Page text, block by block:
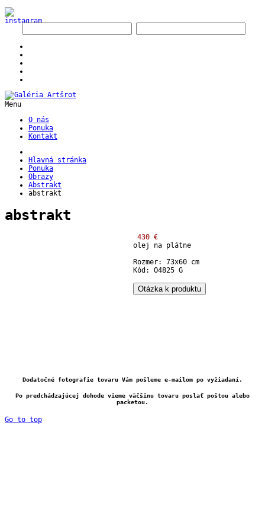
Menu
O nás
Ponuka
Kontakt
Hlavná stránka
Ponuka
Obrazy
Abstrakt
abstrakt
abstrakt
430 €
olej na plátne
Rozmer: 73x60 cm
Kód: O4825 G
Otázka k produktu
Dodatočné fotografie tovaru Vám pošleme e-mailom po vyžiadaní.
Po predchádzajúcej dohode vieme väčšinu tovaru poslať poštou alebo
packetou.
Go to top